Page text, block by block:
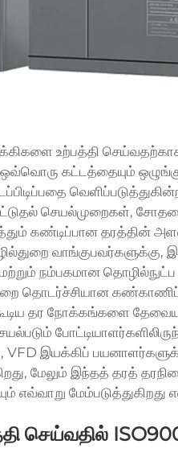
உற்பத்தி
கட்டத்தையும்
கூட்டுதல் செயல்முறைகள்,
கண்டிப்பான தரத்தின்
மற்றும் நம்பகமான
தொடர்ச்சியான
தர நோக்கங்களை
VFD இயக்கிப்
மேலும் இந்தத் தரத் தரநிலை
மேம்படுத்துகிறது
செய்வதில்